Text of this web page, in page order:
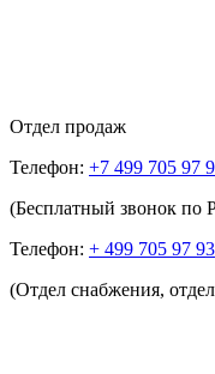
Отдел продаж
Телефон: +7 499 705 97
(Бесплатный звонок по
Телефон: + 499 705 97 93
(Отдел снабжения,